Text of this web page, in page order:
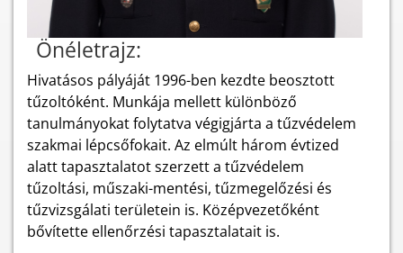
Önéletrajz:
Hivatásos pályáját 1996-ben kezdte beosztott
tűzoltóként. Munkája mellett különböző
tanulmányokat folytatva végigjárta a tűzvédelem
szakmai lépcsőfokait. Az elmúlt három évtized
alatt tapasztalatot szerzett a tűzvédelem
tűzoltási, műszaki-mentési, tűzmegelőzési és
tűzvizsgálati területein is. Középvezetőként
bővítette ellenőrzési tapasztalatait is.